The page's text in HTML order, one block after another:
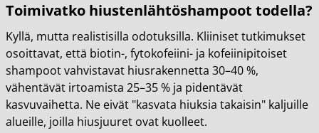
Toimivatko hiustenlähtöshampoot todella?
Kyllä, mutta realistisilla odotuksilla. Kliiniset tutkimukset
osoittavat, että biotin-, fytokofeiini- ja kofeiinipitoiset
shampoot vahvistavat hiusrakennetta 30–40 %,
vähentävät irtoamista 25–35 % ja pidentävät
kasvuvaihetta. Ne eivät "kasvata hiuksia takaisin" kaljuille
alueille, joilla hiusjuuret ovat kuolleet.